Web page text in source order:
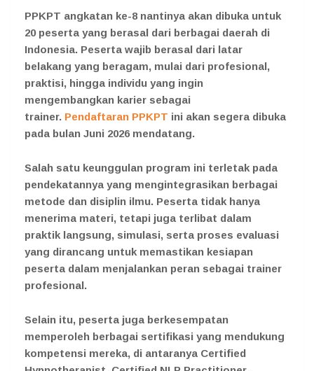
PPKPT angkatan ke-8 nantinya akan dibuka untuk
20 peserta yang berasal dari berbagai daerah di
Indonesia. Peserta wajib berasal dari latar
belakang yang beragam, mulai dari profesional,
praktisi, hingga individu yang ingin
mengembangkan karier sebagai
trainer. Pendaftaran PPKPT ini akan segera dibuka
pada bulan Juni 2026 mendatang.
Salah satu keunggulan program ini terletak pada
pendekatannya yang mengintegrasikan berbagai
metode dan disiplin ilmu. Peserta tidak hanya
menerima materi, tetapi juga terlibat dalam
praktik langsung, simulasi, serta proses evaluasi
yang dirancang untuk memastikan kesiapan
peserta dalam menjalankan peran sebagai trainer
profesional.
Selain itu, peserta juga berkesempatan
memperoleh berbagai sertifikasi yang mendukung
kompetensi mereka, di antaranya Certified